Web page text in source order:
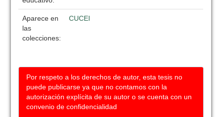
Aparece en
las
colecciones:
CUCEI
Por respeto a los derechos de autor, esta tesis no
puede publicarse ya que no contamos con la
autorización explícita de su autor o se cuenta con un
convenio de confidencialidad